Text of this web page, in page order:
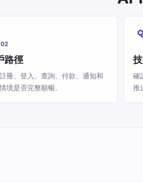
02
路徑
冊、登入、查詢、付款、通知和
境是否完整順暢。
確
推